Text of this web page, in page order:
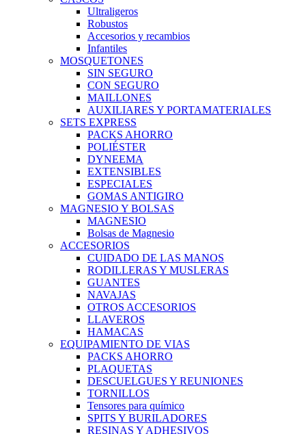
Ultraligeros
Robustos
Accesorios y recambios
Infantiles
MOSQUETONES
SIN SEGURO
CON SEGURO
MAILLONES
AUXILIARES Y PORTAMATERIALES
SETS EXPRESS
PACKS AHORRO
POLIÉSTER
DYNEEMA
EXTENSIBLES
ESPECIALES
GOMAS ANTIGIRO
MAGNESIO Y BOLSAS
MAGNESIO
Bolsas de Magnesio
ACCESORIOS
CUIDADO DE LAS MANOS
RODILLERAS Y MUSLERAS
GUANTES
NAVAJAS
OTROS ACCESORIOS
LLAVEROS
HAMACAS
EQUIPAMIENTO DE VIAS
PACKS AHORRO
PLAQUETAS
DESCUELGUES Y REUNIONES
TORNILLOS
Tensores para químico
SPITS Y BURILADORES
RESINAS Y ADHESIVOS